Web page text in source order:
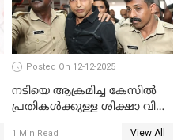
Posted On 12-12-2025
നടിയെ ആക്രമിച്ച കേസില്‍
പ്രതികള്‍ക്കുള്ള ശിക്ഷാ വിധി
1 Min Read View All